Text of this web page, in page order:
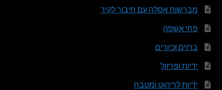
מברשות אסלה עם חיבור לקיר
פחי אשפה
ברזים וכיורים
ידיות ופרזול
ידיות לריהוט ומטבח